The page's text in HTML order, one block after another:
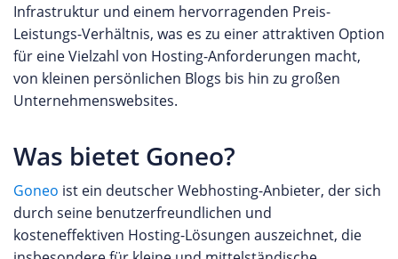
Infrastruktur und einem hervorragenden Preis-
Leistungs-Verhältnis, was es zu einer attraktiven Option
für eine Vielzahl von Hosting-Anforderungen macht,
von kleinen persönlichen Blogs bis hin zu großen
Unternehmenswebsites.
Was bietet Goneo?
Goneo ist ein deutscher Webhosting-Anbieter, der sich
durch seine benutzerfreundlichen und
kosteneffektiven Hosting-Lösungen auszeichnet, die